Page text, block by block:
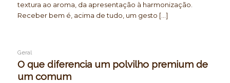
textura ao aroma, da apresentação à harmonização.
Receber bem é, acima de tudo, um gesto […]
Geral
O que diferencia um polvilho premium de
um comum